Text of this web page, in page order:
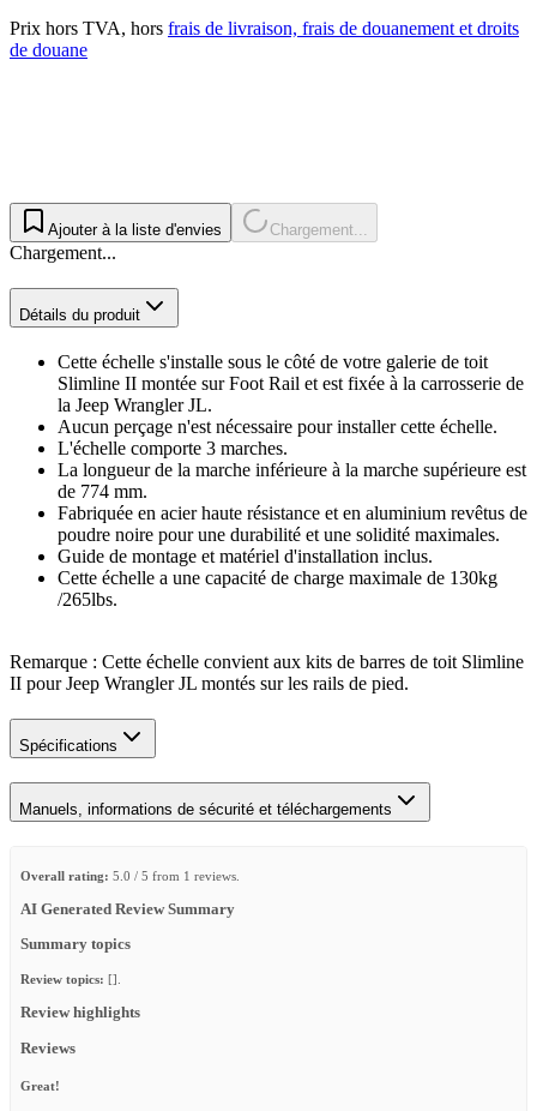
Prix hors TVA, hors frais de livraison, frais de douanement et droits
de douane
Ajouter à la liste d'envies Chargement...
Chargement...
Détails du produit
Cette échelle s'installe sous le côté de votre galerie de toit
Slimline II montée sur Foot Rail et est fixée à la carrosserie de
la Jeep Wrangler JL.
Aucun perçage n'est nécessaire pour installer cette échelle.
L'échelle comporte 3 marches.
La longueur de la marche inférieure à la marche supérieure est
de 774 mm.
Fabriquée en acier haute résistance et en aluminium revêtus de
poudre noire pour une durabilité et une solidité maximales.
Guide de montage et matériel d'installation inclus.
Cette échelle a une capacité de charge maximale de 130kg
/265lbs.
Remarque : Cette échelle convient aux kits de barres de toit Slimline
II pour Jeep Wrangler JL montés sur les rails de pied.
Spécifications
Manuels, informations de sécurité et téléchargements
Overall rating: 5.0 / 5 from 1 reviews.
AI Generated Review Summary
Summary topics
Review topics: [].
Review highlights
Reviews
Great!